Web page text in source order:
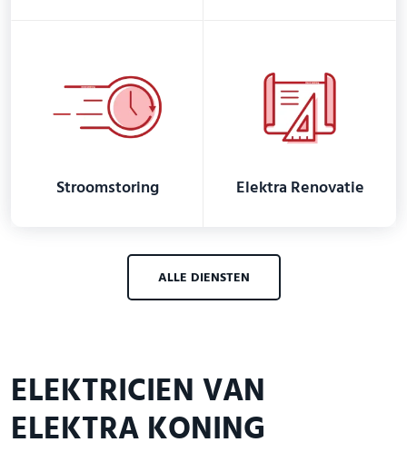
Stroomstoring Elektra Renovatie
ALLE DIENSTEN
ELEKTRICIEN VAN
ELEKTRA KONING